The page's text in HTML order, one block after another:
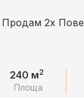
Продам 2х
240 м2
Площа